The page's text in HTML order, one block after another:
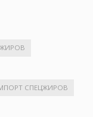
СПЕЦЖИРОВ